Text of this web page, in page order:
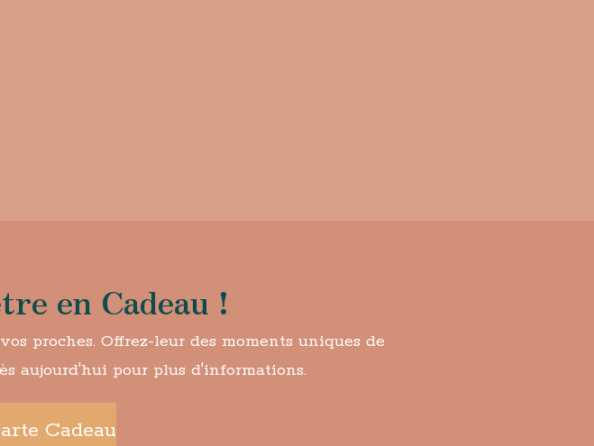
en Cadeau !
proches. Offrez-leur des moments uniques de
aujourd'hui pour plus d'informations.
Cadeau